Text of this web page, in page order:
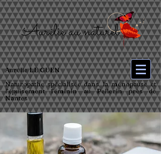
Aurélie LE GUEN
Naturopathe spécialisée dans la ménopause et
l’épuisement féminin au Pellerin près de
Nantes